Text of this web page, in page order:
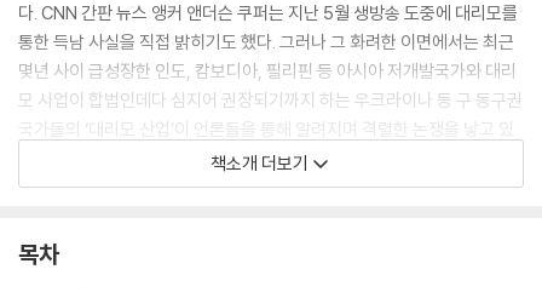
다. CNN 간판 뉴스 앵커 앤더슨 쿠퍼는 지난 5월 생방송 도중에 대리모를
통한 득남 사실을 직접 밝히기도 했다. 그러나 그 화려한 이면에서는 최근
몇년 사이 급성장한 인도, 캄보디아, 필리핀 등 아시아 저개발국가와 대리
모 사업이 합법인데다 심지어 권장되기까지 하는 우크라이나 등 구 동구권
국가들의 ‘대리모 산업’이 언론들을 통해 알려지며 격렬한 논쟁을 낳고 있
점점 더 뜨거워지는 대리모 출산에 관한 윤리적 논쟁의 한가운데에서 가상
목을 받고 베스트셀러에 오르며 큰 반향을 일으켰던 소설 『베이비 팜』이
책소개 더보기
목차